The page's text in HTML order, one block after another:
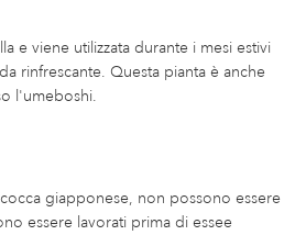
e viene utilizzata durante i mesi estivi
rinfrescante. Questa pianta è anche
l'umeboshi.
giapponese, non possono essere
essere lavorati prima di essee